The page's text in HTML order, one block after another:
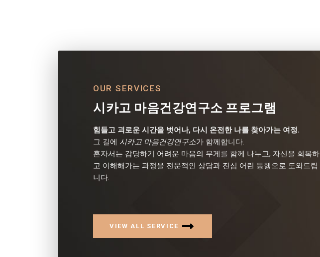
OUR SERVICES
시카고 마음건강연구소 프로그램
힘들고 괴로운 시간을 벗어나, 다시 온전한 나를 찾아가는 여정.
그 길에 시카고 마음건강연구소가 함께합니다.
혼자서는 감당하기 어려운 마음의 무게를 함께 나누고, 자신을 회복하
고 이해해가는 과정을 전문적인 상담과 진심 어린 동행으로 도와드립
니다.
VIEW ALL SERVICE